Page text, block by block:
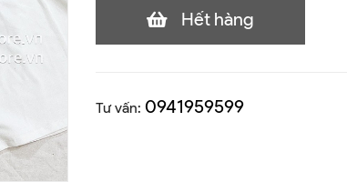
Hết hàng
Tư vấn: 0941959599